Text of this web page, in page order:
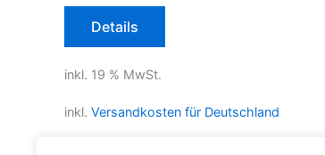
Details
inkl. 19 % MwSt.
inkl. Versandkosten für Deutschland